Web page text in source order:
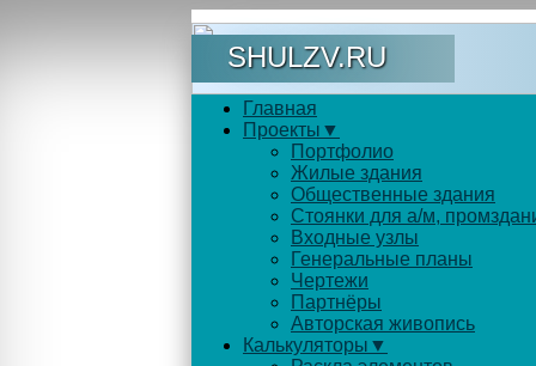
SHULZV.RU
Главная
Проекты▼
Портфолио
Жилые здания
Общественные здания
Стоянки для а/м,
Входные узлы
Генеральные планы
Чертежи
Партнёры
Авторская живопись
Калькуляторы▼